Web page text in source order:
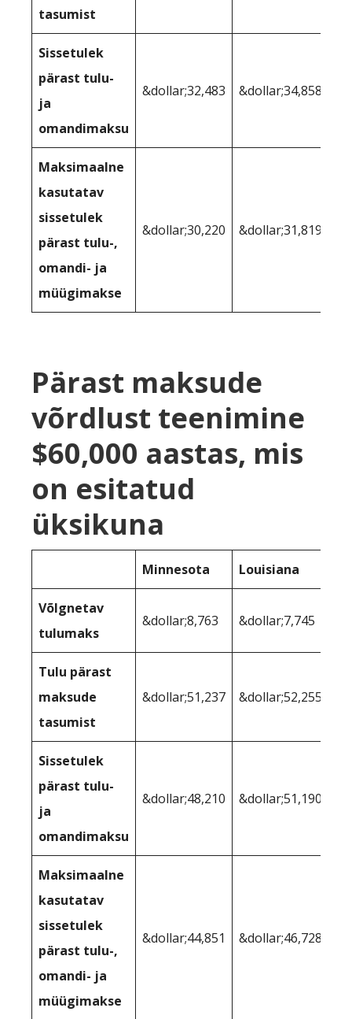
tasumist
Sissetulek
pärast tulu-
ja
omandimaksu
&dollar;32,483 &dollar;34,858
Maksimaalne
kasutatav
sissetulek
pärast tulu-,
omandi- ja
müügimakse
&dollar;30,220 &dollar;31,819
Pärast maksude
võrdlust teenimine
$60,000 aastas, mis
on esitatud
üksikuna
Minnesota Louisiana
Võlgnetav
tulumaks
&dollar;8,763 &dollar;7,745
Tulu pärast
maksude
tasumist
&dollar;51,237 &dollar;52,255
Sissetulek
pärast tulu-
ja
omandimaksu
&dollar;48,210 &dollar;51,190
Maksimaalne
kasutatav
sissetulek
pärast tulu-,
omandi- ja
müügimakse
&dollar;44,851 &dollar;46,728